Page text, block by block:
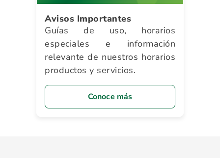
Avisos Importantes
Guías de uso, horarios
especiales e información
relevante de nuestros horarios
productos y servicios.
Conoce más